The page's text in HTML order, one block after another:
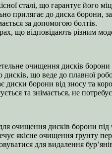
сталі, що гарантує його
прилягає до диска борони,
за допомогою болтів.
що відповідають різним
очищення дисків
що веде до плавної
борони від зносу та
та знімається, не
очищення дисків борони під
якісне очищення ґрунту
для видалення